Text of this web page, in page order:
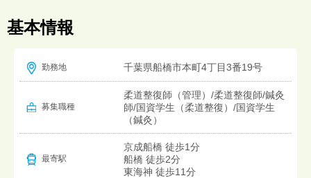
基本情報
勤務地 千葉県船橋市本町4丁目3番19号
募集職種
柔道整復師（管理）/柔道整復師/鍼灸
師/国資学生（柔道整復）/国資学生
（鍼灸）
最寄駅
京成船橋 徒歩1分
船橋 徒歩2分
東海神 徒歩11分